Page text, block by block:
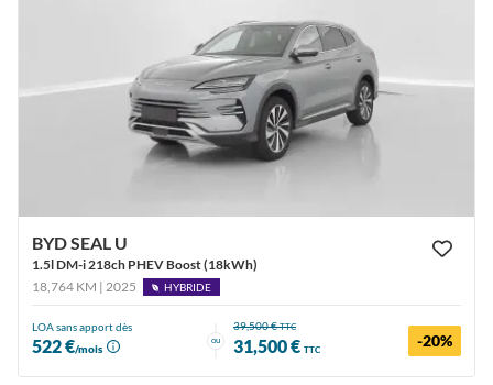
BYD SEAL U
1.5l DM-i 218ch PHEV Boost (18kWh)
18,764 KM | 2025
HYBRIDE
LOA sans apport dès
522 €/mois
ou
39,500 €TTC
31,500 € TTC -20%